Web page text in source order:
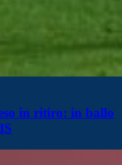
in ritiro: in ballo